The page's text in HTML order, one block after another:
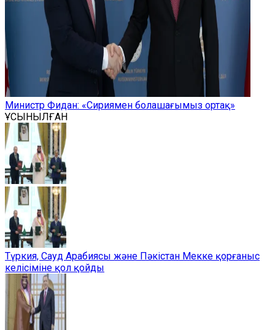
Министр Фидан: «Сириямен болашағымыз ортақ»
ҰСЫНЫЛҒАН
Түркия, Сауд Арабиясы және Пәкістан Мекке қорғаныс
келісіміне қол қойды